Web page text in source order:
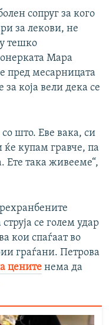
сопруг за кого
за лекови, не
тешко
Мара
пред месарницата
која вели дека се
што. Еве вака, си
купам гравче, па
Ете така живееме“,
се голем удар
кои спаѓаат во
граѓани. Петрова
цените нема да